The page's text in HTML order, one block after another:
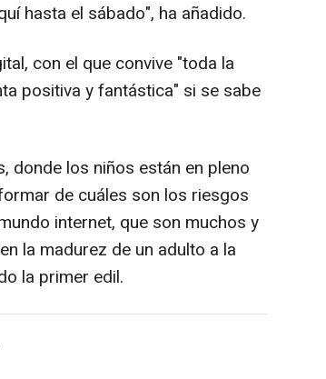
hasta el sábado", ha añadido.
con el que convive "toda la
positiva y fantástica" si se sabe
donde los niños están en pleno
de cuáles son los riesgos
internet, que son muchos y
la madurez de un adulto a la
la primer edil.